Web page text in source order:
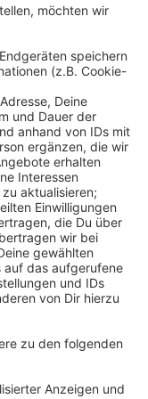
hochwertiger
der Stadt
auch die
alle
Schwan",